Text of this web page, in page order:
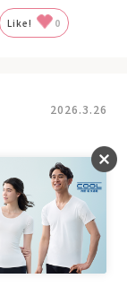
Like! 0
2026.3.26
:普通